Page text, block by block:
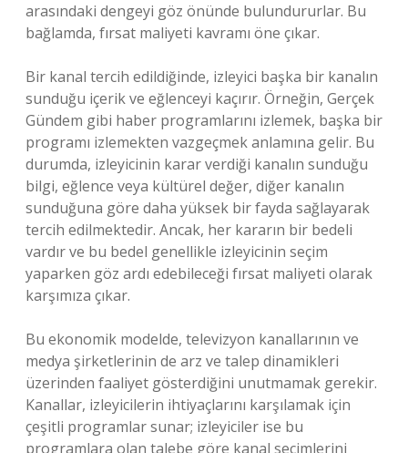
arasındaki dengeyi göz önünde bulundururlar. Bu
bağlamda, fırsat maliyeti kavramı öne çıkar.
Bir kanal tercih edildiğinde, izleyici başka bir kanalın
sunduğu içerik ve eğlenceyi kaçırır. Örneğin, Gerçek
Gündem gibi haber programlarını izlemek, başka bir
programı izlemekten vazgeçmek anlamına gelir. Bu
durumda, izleyicinin karar verdiği kanalın sunduğu
bilgi, eğlence veya kültürel değer, diğer kanalın
sunduğuna göre daha yüksek bir fayda sağlayarak
tercih edilmektedir. Ancak, her kararın bir bedeli
vardır ve bu bedel genellikle izleyicinin seçim
yaparken göz ardı edebileceği fırsat maliyeti olarak
karşımıza çıkar.
Bu ekonomik modelde, televizyon kanallarının ve
medya şirketlerinin de arz ve talep dinamikleri
üzerinden faaliyet gösterdiğini unutmamak gerekir.
Kanallar, izleyicilerin ihtiyaçlarını karşılamak için
çeşitli programlar sunar; izleyiciler ise bu
programlara olan talebe göre kanal seçimlerini